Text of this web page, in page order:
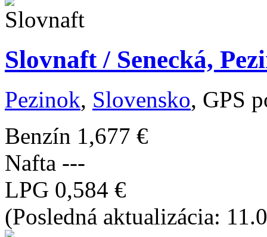
Slovnaft / Senecká,
Pezinok, Slovensko, GPS
Benzín 1,677 €
Nafta ---
LPG 0,584 €
(Posledná aktualizácia: